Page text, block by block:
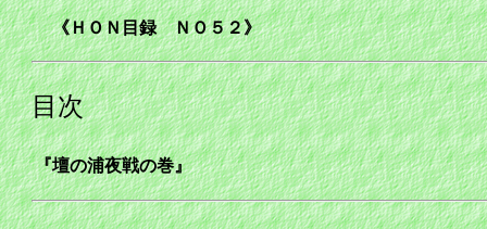
《ＨＯＮ目録 ＮＯ５２》
目次
『壇の浦夜戦の巻』